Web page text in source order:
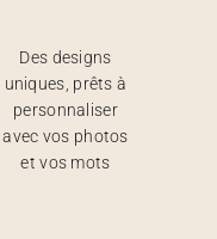
Des designs
uniques, prêts à
personnaliser
avec vos photos
et vos mots